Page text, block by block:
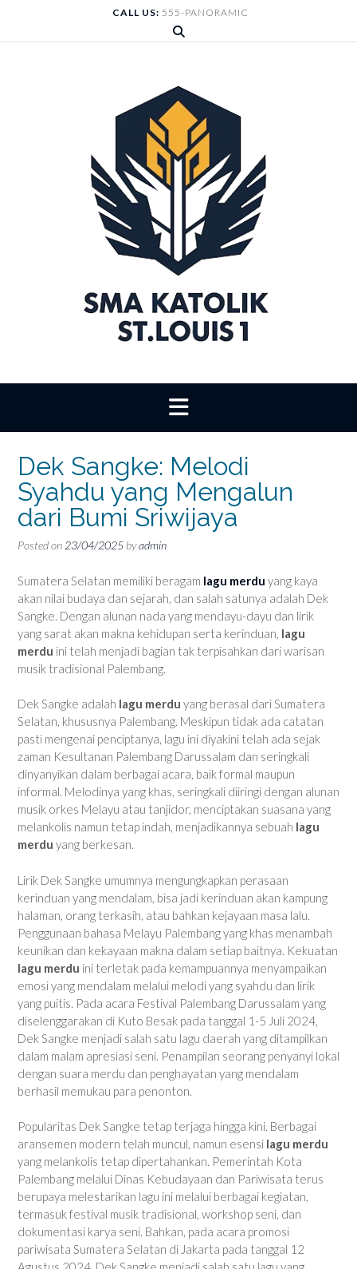
content
CALL US: 555-PANORAMIC
Dek Sangke: Melodi
Syahdu yang Mengalun
dari Bumi Sriwijaya
Posted on 23/04/2025 byadmin
Sumatera Selatan memiliki beragam lagu merdu yang kaya
akan nilai budaya dan sejarah, dan salah satunya adalah Dek
Sangke. Dengan alunan nada yang mendayu-dayu dan lirik
yang sarat akan makna kehidupan serta kerinduan, lagu
merdu ini telah menjadi bagian tak terpisahkan dari warisan
musik tradisional Palembang.
Dek Sangke adalah lagu merdu yang berasal dari Sumatera
Selatan, khususnya Palembang. Meskipun tidak ada catatan
pasti mengenai penciptanya, lagu ini diyakini telah ada sejak
zaman Kesultanan Palembang Darussalam dan seringkali
dinyanyikan dalam berbagai acara, baik formal maupun
informal. Melodinya yang khas, seringkali diiringi dengan alunan
musik orkes Melayu atau tanjidor, menciptakan suasana yang
melankolis namun tetap indah, menjadikannya sebuah lagu
merdu yang berkesan.
Lirik Dek Sangke umumnya mengungkapkan perasaan
kerinduan yang mendalam, bisa jadi kerinduan akan kampung
halaman, orang terkasih, atau bahkan kejayaan masa lalu.
Penggunaan bahasa Melayu Palembang yang khas menambah
keunikan dan kekayaan makna dalam setiap baitnya. Kekuatan
lagu merdu ini terletak pada kemampuannya menyampaikan
emosi yang mendalam melalui melodi yang syahdu dan lirik
yang puitis. Pada acara Festival Palembang Darussalam yang
diselenggarakan di Kuto Besak pada tanggal 1-5 Juli 2024,
Dek Sangke menjadi salah satu lagu daerah yang ditampilkan
dalam malam apresiasi seni. Penampilan seorang penyanyi lokal
dengan suara merdu dan penghayatan yang mendalam
berhasil memukau para penonton.
Popularitas Dek Sangke tetap terjaga hingga kini. Berbagai
aransemen modern telah muncul, namun esensi lagu merdu
yang melankolis tetap dipertahankan. Pemerintah Kota
Palembang melalui Dinas Kebudayaan dan Pariwisata terus
berupaya melestarikan lagu ini melalui berbagai kegiatan,
termasuk festival musik tradisional, workshop seni, dan
dokumentasi karya seni. Bahkan, pada acara promosi
pariwisata Sumatera Selatan di Jakarta pada tanggal 12